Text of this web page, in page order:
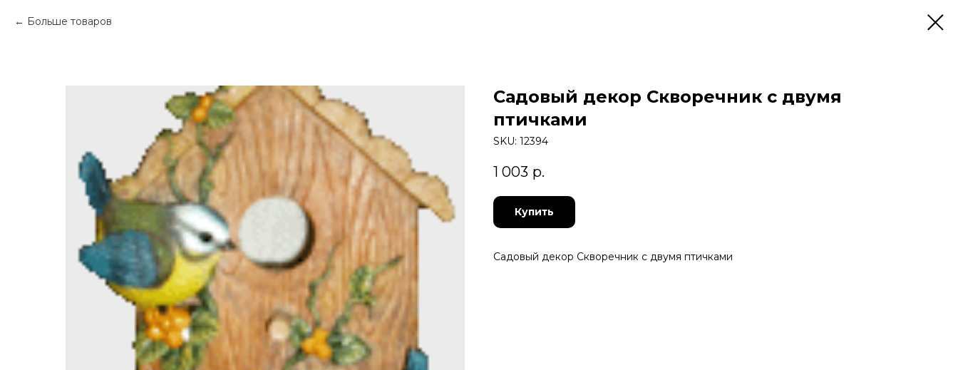
Больше товаров
Садовый декор Скворечник с двумя
птичками
SKU: 12394
1 003 р.
Купить
Садовый декор Скворечник с двумя птичками